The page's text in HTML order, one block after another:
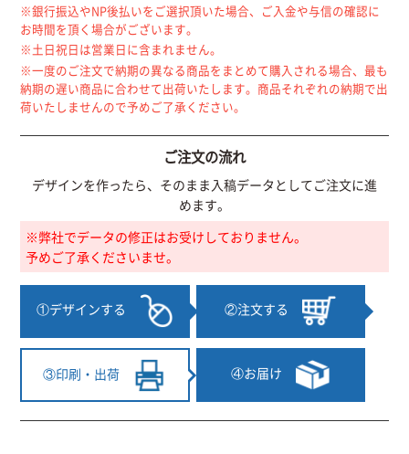
※銀行振込やNP後払いをご選択頂いた場合、ご入金や与信の確認に
お時間を頂く場合がございます。
※土日祝日は営業日に含まれません。
※一度のご注文で納期の異なる商品をまとめて購入される場合、最も
納期の遅い商品に合わせて出荷いたします。商品それぞれの納期で出
荷いたしませんので予めご了承ください。
ご注文の流れ
デザインを作ったら、そのまま入稿データとしてご注文に進
めます。
※弊社でデータの修正はお受けしておりません。
予めご了承くださいませ。
①デザインする ②注文する
③印刷・出荷 ④お届け